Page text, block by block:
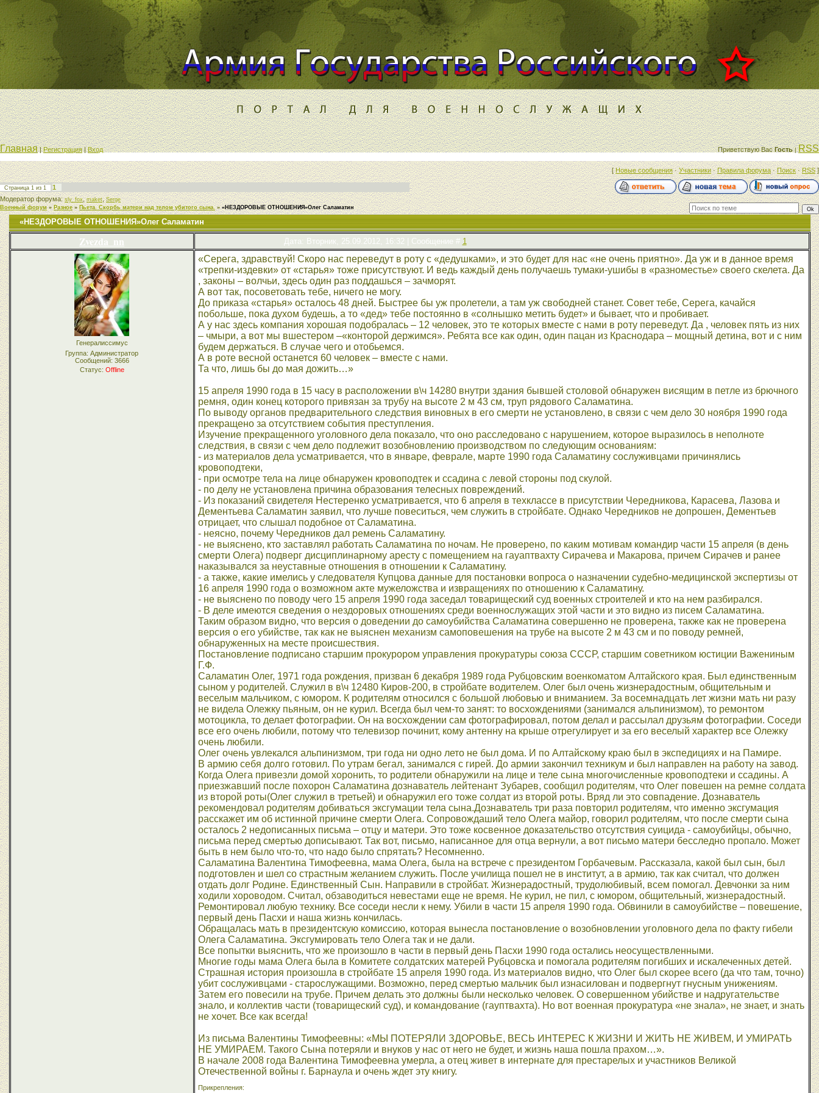
Главная|Регистрация|Вход Приветствую Вас Гость |RSS
[Новые сообщения·Участники·Правила форума·Поиск·RSS]
Страница 1 из 1
1
Модератор форума:sly_fox,maket,Serge
Военный форум » Разное » Пьета. Скорбь матери над телом убитого сына. » «НЕЗДОРОВЫЕ ОТНОШЕНИЯ»Олег Саламатин
«НЕЗДОРОВЫЕ ОТНОШЕНИЯ»Олег Саламатин
Zvezda_nn Дата: Вторник, 25.09.2012, 16:32 | Сообщение # 1
Генералиссимус
Группа: Администратор
Сообщений: 3666
Статус: Offline
«Серега, здравствуй! Скоро нас переведут в роту с «дедушками», и это будет для нас «не очень приятно». Да уж и в данное время
«трепки-издевки» от «старья» тоже присутствуют. И ведь каждый день получаешь тумаки-ушибы в «разноместье» своего скелета. Да
, законы – волчьи, здесь один раз поддашься – зачморят.
А вот так, посоветовать тебе, ничего не могу.
До приказа «старья» осталось 48 дней. Быстрее бы уж пролетели, а там уж свободней станет. Совет тебе, Серега, качайся
побольше, пока духом будешь, а то «дед» тебе постоянно в «солнышко метить будет» и бывает, что и пробивает.
А у нас здесь компания хорошая подобралась – 12 человек, это те которых вместе с нами в роту переведут. Да , человек пять из них
– чмыри, а вот мы вшестером –«конторой держимся». Ребята все как один, один пацан из Краснодара – мощный детина, вот и с ним
будем держаться. В случае чего и отобьемся.
А в роте весной останется 60 человек – вместе с нами.
Та что, лишь бы до мая дожить…»
15 апреля 1990 года в 15 часу в расположении в\ч 14280 внутри здания бывшей столовой обнаружен висящим в петле из брючного
ремня, один конец которого привязан за трубу на высоте 2 м 43 см, труп рядового Саламатина.
По выводу органов предварительного следствия виновных в его смерти не установлено, в связи с чем дело 30 ноября 1990 года
прекращено за отсутствием события преступления.
Изучение прекращенного уголовного дела показало, что оно расследовано с нарушением, которое выразилось в неполноте
следствия, в связи с чем дело подлежит возобновлению производством по следующим основаниям:
- из материалов дела усматривается, что в январе, феврале, марте 1990 года Саламатину сослуживцами причинялись
кровоподтеки,
- при осмотре тела на лице обнаружен кровоподтек и ссадина с левой стороны под скулой.
- по делу не установлена причина образования телесных повреждений.
- Из показаний свидетеля Нестеренко усматривается, что 6 апреля в техклассе в присутствии Чередникова, Карасева, Лазова и
Дементьева Саламатин заявил, что лучше повеситься, чем служить в стройбате. Однако Чередников не допрошен, Дементьев
отрицает, что слышал подобное от Саламатина.
- неясно, почему Чередников дал ремень Саламатину.
- не выяснено, кто заставлял работать Саламатина по ночам. Не проверено, по каким мотивам командир части 15 апреля (в день
смерти Олега) подверг дисциплинарному аресту с помещением на гауаптвахту Сирачева и Макарова, причем Сирачев и ранее
наказывался за неуставные отношения в отношении к Саламатину.
- а также, какие имелись у следователя Купцова данные для постановки вопроса о назначении судебно-медицинской экспертизы от
16 апреля 1990 года о возможном акте мужеложства и извращениях по отношению к Саламатину.
- не выяснено по поводу чего 15 апреля 1990 года заседал товарищеский суд военных строителей и кто на нем разбирался.
- В деле имеются сведения о нездоровых отношениях среди военнослужащих этой части и это видно из писем Саламатина.
Таким образом видно, что версия о доведении до самоубийства Саламатина совершенно не проверена, также как не проверена
версия о его убийстве, так как не выяснен механизм самоповешения на трубе на высоте 2 м 43 см и по поводу ремней,
обнаруженных на месте происшествия.
Постановление подписано старшим прокурором управления прокуратуры союза СССР, старшим советником юстиции Важениным
Г.Ф.
Саламатин Олег, 1971 года рождения, призван 6 декабря 1989 года Рубцовским военкоматом Алтайского края. Был единственным
сыном у родителей. Служил в в\ч 12480 Киров-200, в стройбате водителем. Олег был очень жизнерадостным, общительным и
веселым мальчиком, с юмором. К родителям относился с большой любовью и вниманием. За восемнадцать лет жизни мать ни разу
не видела Олежку пьяным, он не курил. Всегда был чем-то занят: то восхождениями (занимался альпинизмом), то ремонтом
мотоцикла, то делает фотографии. Он на восхождении сам фотографировал, потом делал и рассылал друзьям фотографии. Соседи
все его очень любили, потому что телевизор починит, кому антенну на крыше отрегулирует и за его веселый характер все Олежку
очень любили.
Олег очень увлекался альпинизмом, три года ни одно лето не был дома. И по Алтайскому краю был в экспедициях и на Памире.
В армию себя долго готовил. По утрам бегал, занимался с гирей. До армии закончил техникум и был направлен на работу на завод.
Когда Олега привезли домой хоронить, то родители обнаружили на лице и теле сына многочисленные кровоподтеки и ссадины. А
приезжавший после похорон Саламатина дознаватель лейтенант Зубарев, сообщил родителям, что Олег повешен на ремне солдата
из второй роты(Олег служил в третьей) и обнаружил его тоже солдат из второй роты. Вряд ли это совпадение. Дознаватель
рекомендовал родителям добиваться эксгумации тела сына.Дознаватель три раза повторил родителям, что именно эксгумация
расскажет им об истинной причине смерти Олега. Сопровождаший тело Олега майор, говорил родителям, что после смерти сына
осталось 2 недописанных письма – отцу и матери. Это тоже косвенное доказательство отсутствия суицида - самоубийцы, обычно,
письма перед смертью дописывают. Так вот, письмо, написанное для отца вернули, а вот письмо матери бесследно пропало. Может
быть в нем было что-то, что надо было спрятать? Несомненно.
Саламатина Валентина Тимофеевна, мама Олега, была на встрече с президентом Горбачевым. Рассказала, какой был сын, был
подготовлен и шел со страстным желанием служить. После училища пошел не в институт, а в армию, так как считал, что должен
отдать долг Родине. Единственный Сын. Направили в стройбат. Жизнерадостный, трудолюбивый, всем помогал. Девчонки за ним
ходили хороводом. Считал, обзаводиться невестами еще не время. Не курил, не пил, с юмором, общительный, жизнерадостный.
Ремонтировал любую технику. Все соседи несли к нему. Убили в части 15 апреля 1990 года. Обвинили в самоубийстве – повешение,
первый день Пасхи и наша жизнь кончилась.
Обращалась мать в президентскую комиссию, которая вынесла постановление о возобновлении уголовного дела по факту гибели
Олега Саламатина. Эксгумировать тело Олега так и не дали.
Все попытки выяснить, что же произошло в части в первый день Пасхи 1990 года остались неосуществленными.
Многие годы мама Олега была в Комитете солдатских матерей Рубцовска и помогала родителям погибших и искалеченных детей.
Страшная история произошла в стройбате 15 апреля 1990 года. Из материалов видно, что Олег был скорее всего (да что там, точно)
убит сослуживцами - старослужащими. Возможно, перед смертью мальчик был изнасилован и подвергнут гнусным унижениям.
Затем его повесили на трубе. Причем делать это должны были несколько человек. О совершенном убийстве и надругательстве
знало, и коллектив части (товарищеский суд), и командование (гауптвахта). Но вот военная прокуратура «не знала», не знает, и знать
не хочет. Все как всегда!
Из письма Валентины Тимофеевны: «МЫ ПОТЕРЯЛИ ЗДОРОВЬЕ, ВЕСЬ ИНТЕРЕС К ЖИЗНИ И ЖИТЬ НЕ ЖИВЕМ, И УМИРАТЬ
НЕ УМИРАЕМ. Такого Сына потеряли и внуков у нас от него не будет, и жизнь наша пошла прахом…».
В начале 2008 года Валентина Тимофеевна умерла, а отец живет в интернате для престарелых и участников Великой
Отечественной войны г. Барнаула и очень ждет эту книгу.
Прикрепления: